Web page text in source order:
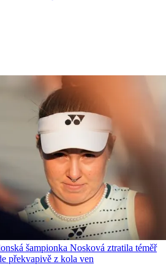
šampionka Nosková ztratila téměř
překvapivě z kola ven